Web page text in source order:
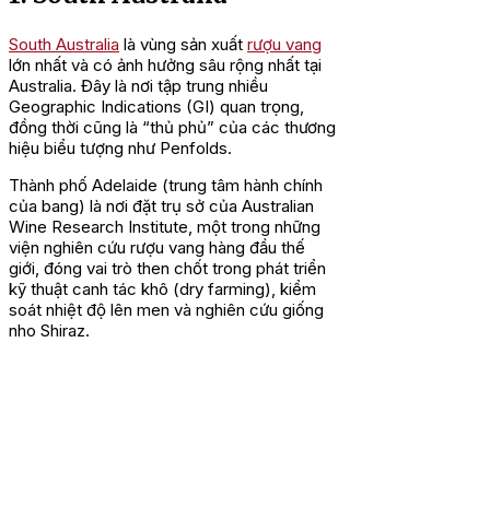
South Australia là vùng sản xuất rượu vang
lớn nhất và có ảnh hưởng sâu rộng nhất tại
Australia. Đây là nơi tập trung nhiều
Geographic Indications (GI) quan trọng,
đồng thời cũng là “thủ phủ” của các thương
hiệu biểu tượng như Penfolds.
Thành phố Adelaide (trung tâm hành chính
của bang) là nơi đặt trụ sở của Australian
Wine Research Institute, một trong những
viện nghiên cứu rượu vang hàng đầu thế
giới, đóng vai trò then chốt trong phát triển
kỹ thuật canh tác khô (dry farming), kiểm
soát nhiệt độ lên men và nghiên cứu giống
nho Shiraz.